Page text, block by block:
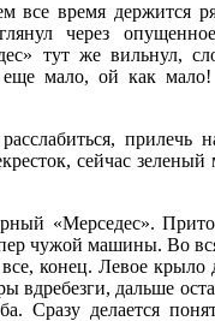
все время держится
через
тут же вильнул,
мало, ой как мало!
сейчас
«Мерседес».
чужой машины. Во
конец. Левое
вдребезги, дальше
Сразу делается